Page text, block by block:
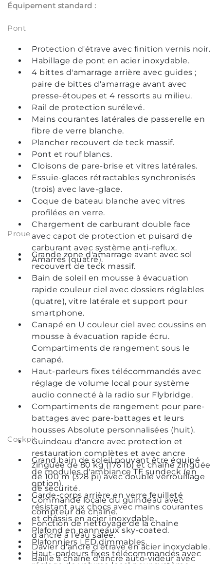
Équipement standard :
Pont
Protection d'étrave avec finition vernis noir.
Habillage de pont en acier inoxydable.
4 bittes d'amarrage arrière avec guides ;
paire de bittes d'amarrage avant avec
presse-étoupes et 4 ressorts au milieu.
Rail de protection surélevé.
Mains courantes latérales de passerelle en
fibre de verre blanche.
Plancher recouvert de teck massif.
Pont et rouf blancs.
Cloisons de pare-brise et vitres latérales.
Essuie-glaces rétractables synchronisés
(trois) avec lave-glace.
Coque de bateau blanche avec vitres
profilées en verre.
Chargement de carburant double face
avec capot de protection et puisard de
carburant avec système anti-reflux.
Amarres (quatre).
Proue
Grande zone d'amarrage avant avec sol
recouvert de teck massif.
Bain de soleil en mousse à évacuation
rapide couleur ciel avec dossiers réglables
(quatre), vitre latérale et support pour
smartphone.
Canapé en U couleur ciel avec coussins en
mousse à évacuation rapide écru.
Compartiments de rangement sous le
canapé.
Haut-parleurs fixes télécommandés avec
réglage de volume local pour système
audio connecté à la radio sur Flybridge.
Compartiments de rangement pour pare-
battages avec pare-battages et leurs
housses Absolute personnalisées (huit).
Guindeau d'ancre avec protection et
restauration complètes et avec ancre
zinguée de 80 kg (176 lb) et chaîne zinguée
de 100 m (328 pi) avec double verrouillage
de sécurité.
Commande locale du guindeau avec
compteur de chaîne.
Fonction de nettoyage de la chaîne
d'ancre à l'eau salée.
Davier d'ancre d'étrave en acier inoxydable.
Baille à chaîne d'ancre auto-videur avec
Cockpit
Grand bain de soleil pouvant être équipé
de modules d'ambiance TF sundeck (en
option).
Garde-corps arrière en verre feuilleté
résistant aux chocs avec mains courantes
et châssis en acier inoxydable.
Plafond en panneaux sky-coated.
Plafonniers LED dimmables.
Haut-parleurs fixes télécommandés avec